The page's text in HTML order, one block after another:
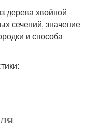
дерева хвойной
сечений, значение
и способа